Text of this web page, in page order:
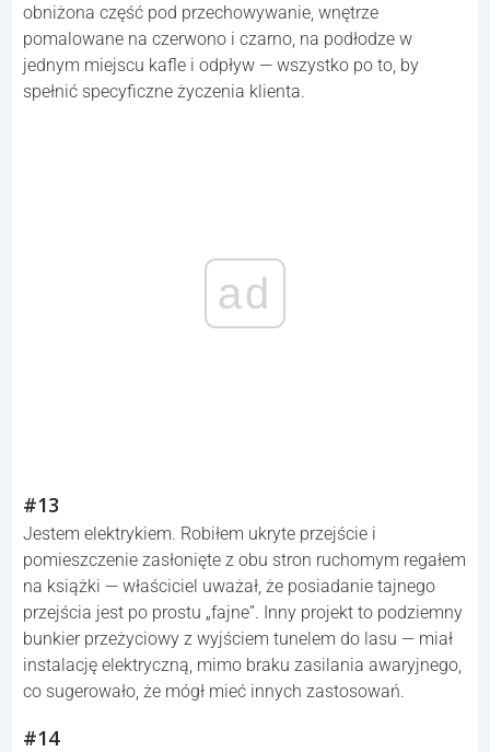
obniżona część pod przechowywanie, wnętrze
pomalowane na czerwono i czarno, na podłodze w
jednym miejscu kafle i odpływ — wszystko po to, by
spełnić specyficzne życzenia klienta.
ad
#13
Jestem elektrykiem. Robiłem ukryte przejście i
pomieszczenie zasłonięte z obu stron ruchomym regałem
na książki — właściciel uważał, że posiadanie tajnego
przejścia jest po prostu „fajne”. Inny projekt to podziemny
bunkier przeżyciowy z wyjściem tunelem do lasu — miał
instalację elektryczną, mimo braku zasilania awaryjnego,
co sugerowało, że mógł mieć innych zastosowań.
#14